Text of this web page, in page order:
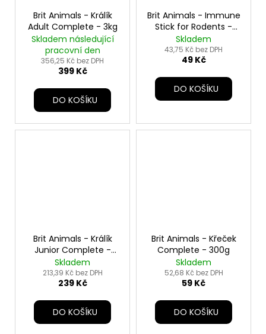
Brit Animals - Králík
Adult Complete - 3kg
Skladem následující
pracovní den
356,25 Kč bez DPH
399 Kč
DO KOŠÍKU
Brit Animals - Immune
Stick for Rodents -
80g
Skladem
43,75 Kč bez DPH
49 Kč
DO KOŠÍKU
Brit Animals - Králík
Junior Complete -
1,5kg
Skladem
213,39 Kč bez DPH
239 Kč
DO KOŠÍKU
Brit Animals - Křeček
Complete - 300g
Skladem
52,68 Kč bez DPH
59 Kč
DO KOŠÍKU